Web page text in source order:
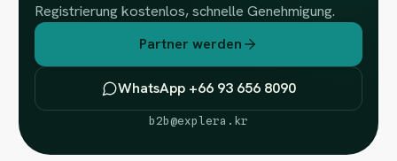
Registrierung kostenlos, schnelle Genehmigung.
Partner werden
WhatsApp +66 93 656 8090
b2b@explera.kr